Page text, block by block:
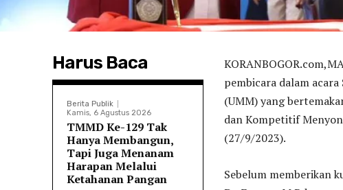
Harus Baca
Berita Publik
Kamis, 6 Agustus 2026
TMMD Ke-129 Tak
Hanya Membangun,
Tapi Juga Menanam
Harapan Melalui
Ketahanan Pangan
pembicara dalam
(UMM) yang
dan Kompetitif
(27/9/2023).
Sebelum memberikan